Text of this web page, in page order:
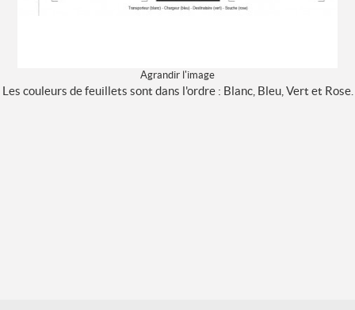
Agrandir l'image
Les couleurs de feuillets sont dans l'ordre : Blanc, Bleu, Vert et Rose.